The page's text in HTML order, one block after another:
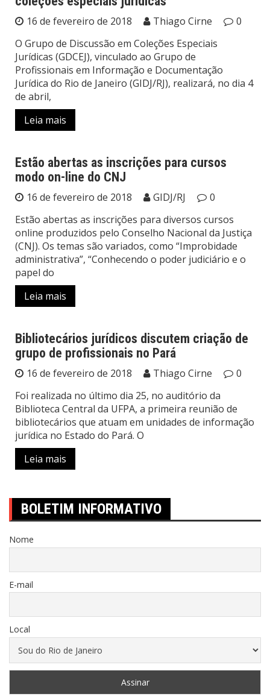
16 de fevereiro de 2018 Thiago Cirne
0
O Grupo de Discussão em Coleções Especiais
Jurídicas (GDCEJ), vinculado ao Grupo de
Profissionais em Informação e Documentação
Jurídica do Rio de Janeiro (GIDJ/RJ), realizará, no dia 4
de abril,
Leia mais
Notícias
Estão abertas as inscrições para cursos
modo on-line do CNJ
16 de fevereiro de 2018 GIDJ/RJ
0
Estão abertas as inscrições para diversos cursos
online produzidos pelo Conselho Nacional da Justiça
(CNJ). Os temas são variados, como “Improbidade
administrativa”, “Conhecendo o poder judiciário e o
papel do
Leia mais
Notícias
Bibliotecários jurídicos discutem criação de
grupo de profissionais no Pará
16 de fevereiro de 2018 Thiago Cirne
0
Foi realizada no último dia 25, no auditório da
Biblioteca Central da UFPA, a primeira reunião de
bibliotecários que atuam em unidades de informação
jurídica no Estado do Pará. O
Leia mais
BOLETIM INFORMATIVO
Nome
E-mail
Local